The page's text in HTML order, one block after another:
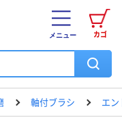
カゴ
メニュー
軸付ブラシ エ